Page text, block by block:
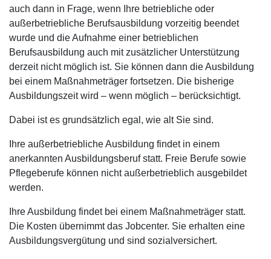
auch dann in Frage, wenn Ihre betriebliche oder
außerbetriebliche Berufsausbildung vorzeitig beendet
wurde und die Aufnahme einer betrieblichen
Berufsausbildung auch mit zusätzlicher Unterstützung
derzeit nicht möglich ist. Sie können dann die Ausbildung
bei einem Maßnahmeträger fortsetzen. Die bisherige
Ausbildungszeit wird ­– wenn möglich – berücksichtigt.
Dabei ist es grundsätzlich egal, wie alt Sie sind.
Ihre außerbetriebliche Ausbildung findet in einem
anerkannten Ausbildungsberuf statt. Freie Berufe sowie
Pflegeberufe können nicht außerbetrieblich ausgebildet
werden.
Ihre Ausbildung findet bei einem Maßnahmeträger statt.
Die Kosten übernimmt das Jobcenter. Sie erhalten eine
Ausbildungsvergütung und sind sozialversichert.